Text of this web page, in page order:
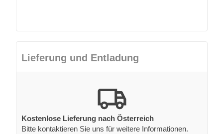
Lieferung und Entladung
Kostenlose Lieferung nach Österreich
Bitte kontaktieren Sie uns für weitere Informationen.